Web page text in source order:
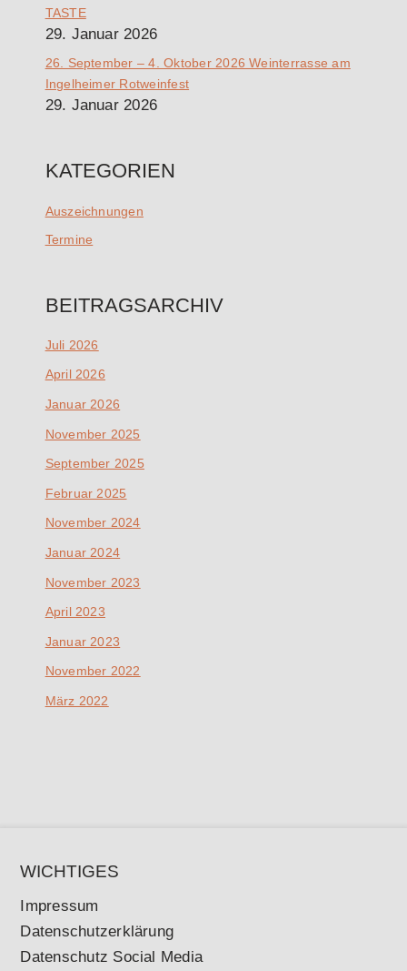
TASTE
29. Januar 2026
26. September – 4. Oktober 2026 Weinterrasse am
Ingelheimer Rotweinfest
29. Januar 2026
KATEGORIEN
Auszeichnungen
Termine
BEITRAGSARCHIV
Juli 2026
April 2026
Januar 2026
November 2025
September 2025
Februar 2025
November 2024
Januar 2024
November 2023
April 2023
Januar 2023
November 2022
März 2022
WICHTIGES
Impressum
Datenschutzerklärung
Datenschutz Social Media